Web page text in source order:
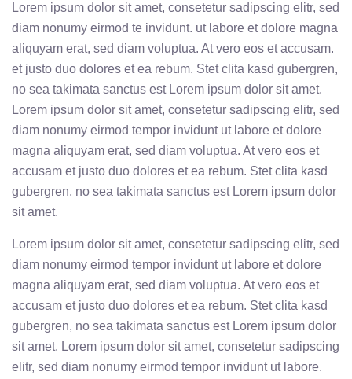
Lorem ipsum dolor sit amet, consetetur sadipscing elitr, sed
diam nonumy eirmod te invidunt. ut labore et dolore magna
aliquyam erat, sed diam voluptua. At vero eos et accusam.
et justo duo dolores et ea rebum. Stet clita kasd gubergren,
no sea takimata sanctus est Lorem ipsum dolor sit amet.
Lorem ipsum dolor sit amet, consetetur sadipscing elitr, sed
diam nonumy eirmod tempor invidunt ut labore et dolore
magna aliquyam erat, sed diam voluptua. At vero eos et
accusam et justo duo dolores et ea rebum. Stet clita kasd
gubergren, no sea takimata sanctus est Lorem ipsum dolor
sit amet.
Lorem ipsum dolor sit amet, consetetur sadipscing elitr, sed
diam nonumy eirmod tempor invidunt ut labore et dolore
magna aliquyam erat, sed diam voluptua. At vero eos et
accusam et justo duo dolores et ea rebum. Stet clita kasd
gubergren, no sea takimata sanctus est Lorem ipsum dolor
sit amet. Lorem ipsum dolor sit amet, consetetur sadipscing
elitr, sed diam nonumy eirmod tempor invidunt ut labore.